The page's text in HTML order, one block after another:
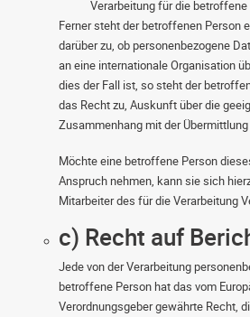
Verarbeitung für die betroffene
Ferner steht der betroffenen Person
darüber zu, ob personenbezogene
an eine internationale Organisation
dies der Fall ist, so steht der
das Recht zu, Auskunft über die
Zusammenhang mit der
Möchte eine betroffene Person
Anspruch nehmen, kann sie sich
Mitarbeiter des für die Verarbeitung
c) Recht auf
Jede von der Verarbeitung
betroffene Person hat das vom
Verordnungsgeber gewährte Recht,